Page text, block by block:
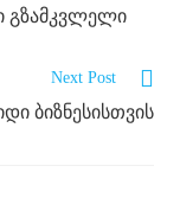
გზამკვლელი
Next Post
ბიზნესისთვის